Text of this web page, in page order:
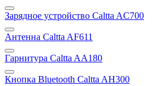
Зарядное устройство Caltta AC700
Антенна Caltta AF611
Гарнитура Caltta AA180
Кнопка Bluetooth Caltta AH300